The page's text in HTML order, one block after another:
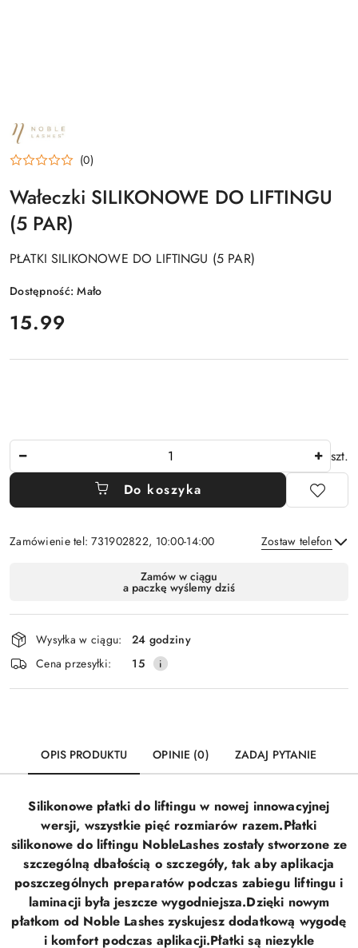
NAZWA
PRODUCENTA:
LASHES (0)
Wałeczki SILIKONOWE DO LIFTINGU
(5 PAR)
PŁATKI SILIKONOWE DO LIFTINGU (5 PAR)
Dostępność:Mało
cena:
15.99
szt.
Do koszyka
Zamówienie tel: 731902822, 10:00-14:00 Zostaw telefon
Wyślij
dostawa
Zamów w ciągu
a paczkę wyślemy dziś
Wysyłka w ciągu:
24 godziny
Cena przesyłki:
15
OPIS PRODUKTU OPINIE (0) ZADAJ PYTANIE
Silikonowe płatki do liftingu w nowej innowacyjnej
wersji, wszystkie pięć rozmiarów razem.Płatki
silikonowe do liftingu NobleLashes zostały stworzone ze
szczególną dbałością o szczegóły, tak aby aplikacja
poszczególnych preparatów podczas zabiegu liftingu i
laminacji była jeszcze wygodniejsza.Dzięki nowym
płatkom od Noble Lashes zyskujesz dodatkową wygodę
i komfort podczas aplikacji.Płatki są niezykle